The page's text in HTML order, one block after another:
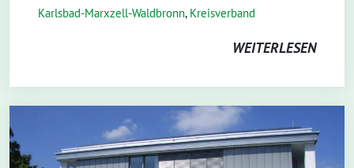
Karlsbad-Marxzell-Waldbronn, Kreisverband
WEITERLESEN